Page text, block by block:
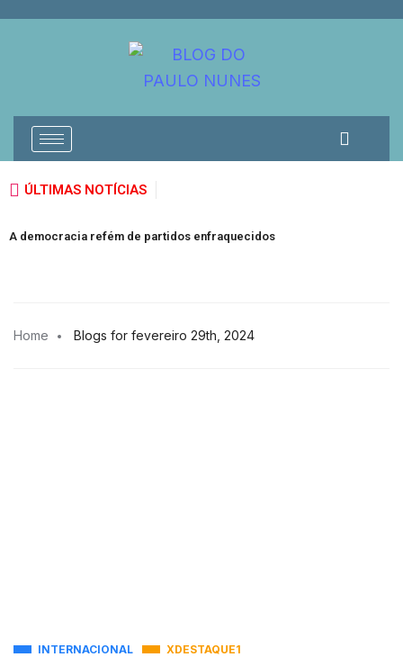
ÚLTIMAS NOTÍCIAS
A democracia refém de partidos enfraquecidos
Home Blogs for fevereiro 29th, 2024
INTERNACIONAL XDESTAQUE1